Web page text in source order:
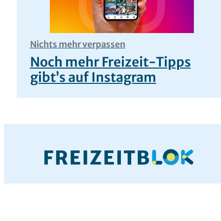
Nichts mehr verpassen
Noch mehr Freizeit-Tipps
gibt’s auf Instagram